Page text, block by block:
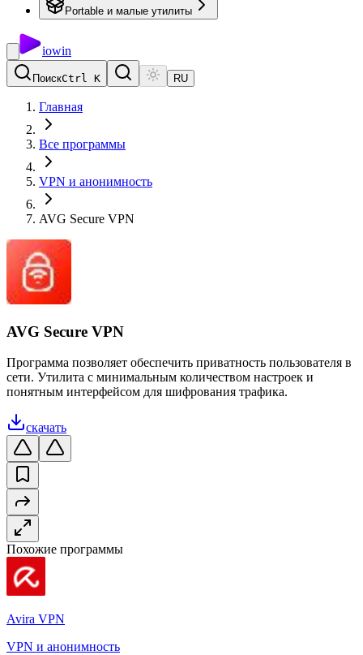
Portable и малые утилиты
iowin
ПоискCtrl K RU
Главная
Все программы
VPN и анонимность
AVG Secure VPN
AVG Secure VPN
Программа позволяет обеспечить приватность пользователя в
сети. Утилита с минимальным количеством настроек и
понятным интерфейсом для шифрования трафика.
скачать
Похожие программы
Avira VPN
VPN и анонимность